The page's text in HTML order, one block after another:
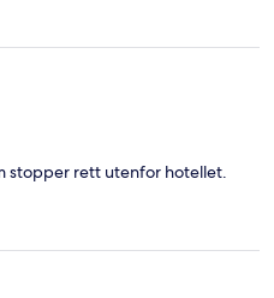
stopper rett utenfor hotellet.